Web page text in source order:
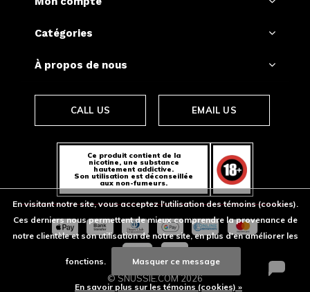
Catégories
À propos de nous
CALL US EMAIL US
Ce produit contient de la
nicotine, une substance
hautement addictive.
Son utilisation est déconseillée
aux non-fumeurs.
© SNUSSIE.COM2026
En visitant notre site, vous acceptez l'utilisation des témoins (cookies).
Ces derniers nous permettent de mieux comprendre la provenance de
notre clientèle et son utilisation de notre site, en plus d'en améliorer les
fonctions. Masquer ce message
En savoir plus sur les témoins (cookies) »